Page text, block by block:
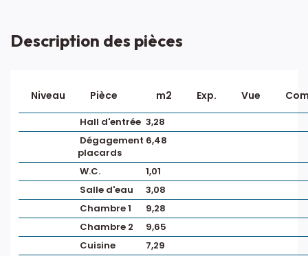
Description des pièces
Niveau Pièce m2 Exp. Vue
Hall d'entrée 3,28
Dégagement
placards
6,48
W.C.
1,01
Salle d'eau
3,08
Chambre 1
9,28
Chambre 2
9,65
Cuisine
7,29